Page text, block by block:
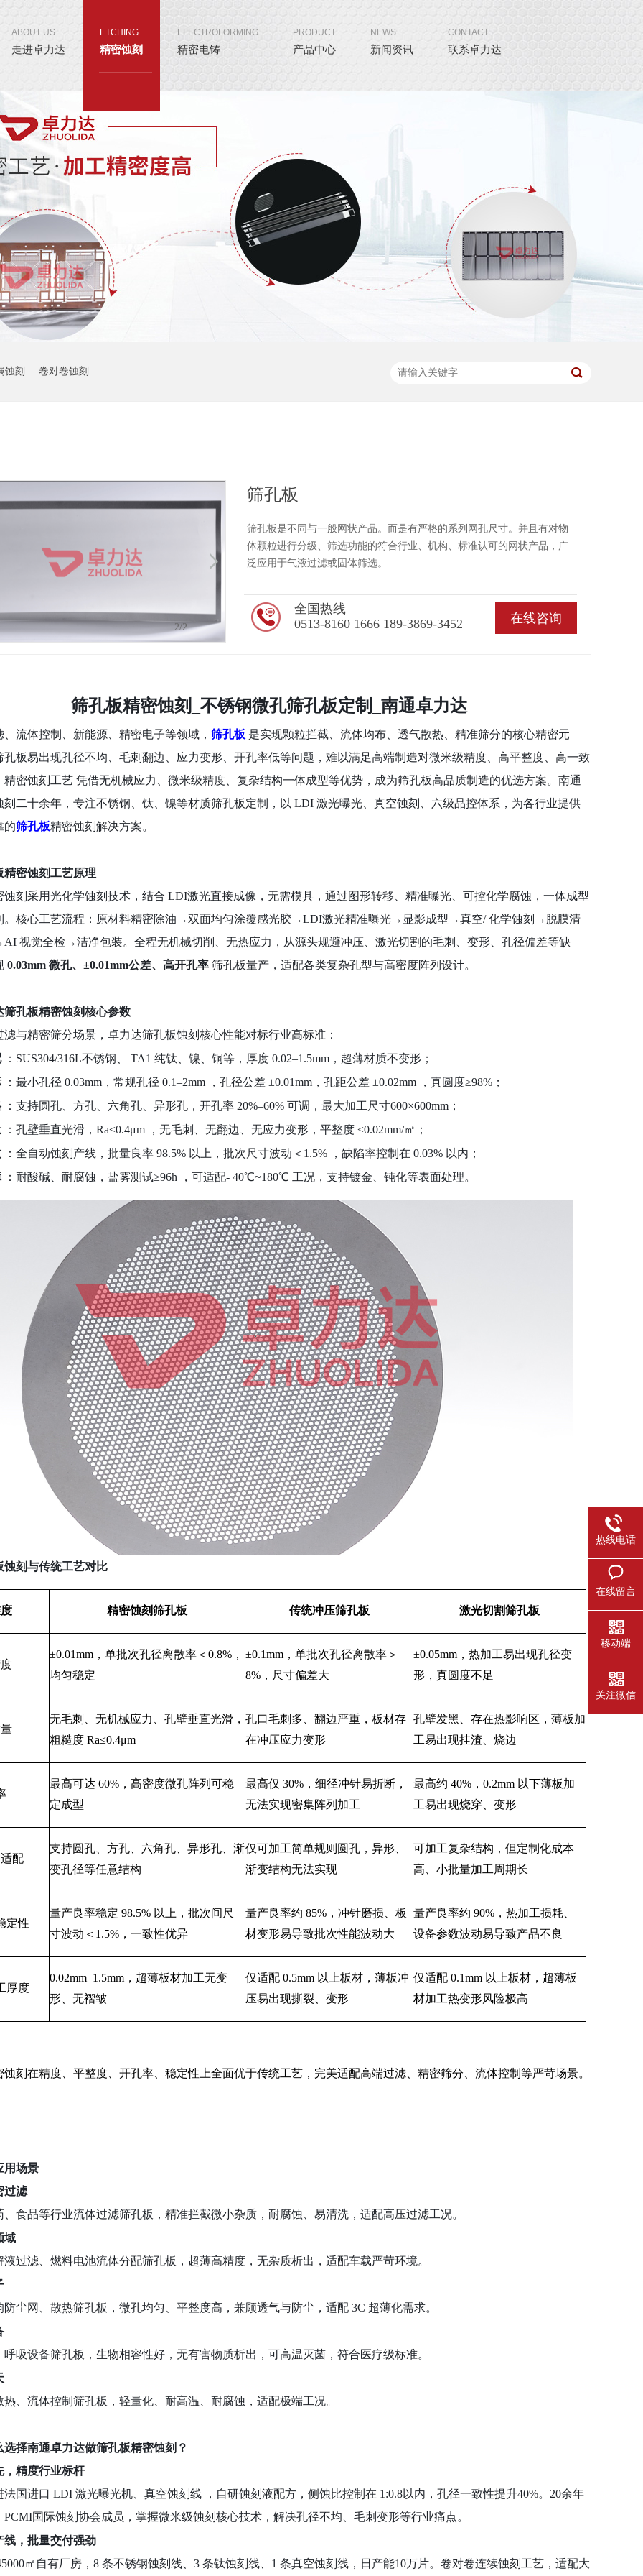
ABOUT US
走进卓力达
ETCHING
精密蚀刻
ELECTROFORMING
精密电铸
PRODUCT
产品中心
NEWS
新闻资讯
CONTACT
联系卓力达
蚀刻 卷对卷蚀刻
1/2
筛孔板
筛孔板是不同与一般网状产品。而是有严格的系列网孔尺寸。并且有对物
体颗粒进行分级、筛选功能的符合行业、机构、标准认可的网状产品，广
泛应用于气液过滤或固体筛选。
在线咨询
全国热线
0513-8160 1666 189-3869-3452
筛孔板精密蚀刻 _不锈钢微孔筛孔板定制_南通卓力达
、流体控制、新能源、精密电子等领域， 筛孔板 是实现颗粒拦截、流体均布、透气散热、精准筛分的核心精密元
孔板易出现孔径不均、毛刺翻边、应力变形、开孔率低等问题，难以满足高端制造对微米级精度、高平整度、高一致
精密蚀刻工艺 凭借无机械应力、微米级精度、复杂结构一体成型等优势，成为筛孔板高品质制造的优选方案。南通
刻二十余年，专注不锈钢、钛、镍等材质筛孔板定制，以 LDI 激光曝光、真空蚀刻、六级品控体系，为各行业提供
的筛孔板精密蚀刻解决方案。
精密蚀刻工艺原理
蚀刻采用光化学蚀刻技术 ，结合 LDI激光直接成像，无需模具，通过图形转移、精准曝光、可控化学腐蚀，一体成型
。核心工艺流程：原材料精密除油→双面均匀涂覆感光胶→LDI激光精准曝光→显影成型→真空/ 化学蚀刻→脱膜清
视觉全检→洁净包装。全程无机械切削、无热应力，从源头规避冲压、激光切割的毛刺、变形、孔径偏差等缺
0.03mm 微孔、±0.01mm公差、高开孔率 筛孔板量产，适配各类复杂孔型与高密度阵列设计。
筛孔板精密蚀刻核心参数
滤与精密筛分场景，卓力达筛孔板蚀刻核心性能对标行业高标准：
： SUS304/316L不锈钢、 TA1 纯钛、镍、铜等，厚度 0.02–1.5mm ，超薄材质不变形；
：最小孔径 0.03mm ，常规孔径 0.1–2mm ，孔径公差 ±0.01mm ，孔距公差 ±0.02mm ，真圆度≥98% ；
：支持圆孔、方孔、六角孔、异形孔，开孔率 20%–60% 可调，最大加工尺寸600×600mm ；
：孔壁垂直光滑， Ra≤0.4μm ，无毛刺、无翻边、无应力变形，平整度 ≤0.02mm/㎡；
：全自动蚀刻产线，批量良率 98.5% 以上，批次尺寸波动＜ 1.5% ，缺陷率控制在 0.03% 以内；
：耐酸碱、耐腐蚀，盐雾测试≥96h ，可适配- 40℃~180℃ 工况，支持镀金、钝化等表面处理。
蚀刻与传统工艺对比
精密蚀刻筛孔板 传统冲压筛孔板 激光切割筛孔板
±0.01mm，单批次孔径离散率＜0.8%，
均匀稳定
±0.1mm，单批次孔径离散率＞
8%，尺寸偏差大
±0.05mm，热加工易出现孔径变
形，真圆度不足
无毛刺、无机械应力、孔壁垂直光滑，
粗糙度 Ra≤0.4μm
孔口毛刺多、翻边严重，板材存
在冲压应力变形
孔壁发黑、存在热影响区，薄板加
工易出现挂渣、烧边
最高可达 60%，高密度微孔阵列可稳
定成型
最高仅 30%，细径冲针易折断，
无法实现密集阵列加工
最高约 40%，0.2mm 以下薄板加
工易出现烧穿、变形
配
支持圆孔、方孔、六角孔、异形孔、渐
变孔径等任意结构
仅可加工简单规则圆孔，异形、
渐变结构无法实现
可加工复杂结构，但定制化成本
高、小批量加工周期长
定性
量产良率稳定 98.5% 以上，批次间尺
寸波动＜1.5%，一致性优异
量产良率约 85%，冲针磨损、板
材变形易导致批次性能波动大
量产良率约 90%，热加工损耗、
设备参数波动易导致产品不良
厚度
0.02mm–1.5mm，超薄板材加工无变
形、无褶皱
仅适配 0.5mm 以上板材，薄板冲
压易出现撕裂、变形
仅适配 0.1mm 以上板材，超薄板
材加工热变形风险极高
蚀刻在精度、平整度、开孔率、稳定性上全面优于传统工艺，完美适配高端过滤、精密筛分、流体控制等严苛场景。
用场景
过滤
、食品等行业流体过滤筛孔板，精准拦截微小杂质，耐腐蚀、易清洗，适配高压过滤工况。
域
液过滤、燃料电池流体分配筛孔板，超薄高精度，无杂质析出，适配车载严苛环境。
防尘网、散热筛孔板，微孔均匀、平整度高，兼顾透气与防尘，适配 3C 超薄化需求。
呼吸设备筛孔板，生物相容性好，无有害物质析出，可高温灭菌，符合医疗级标准。
热、流体控制筛孔板，轻量化、耐高温、耐腐蚀，适配极端工况。
选择南通卓力达做筛孔板精密蚀刻？
，精度行业标杆
法国进口 LDI 激光曝光机、真空蚀刻线 ，自研蚀刻液配方，侧蚀比控制在 1:0.8以内，孔径一致性提升40%。20余年
国际蚀刻协会成员，掌握微米级蚀刻核心技术，解决孔径不均、毛刺变形等行业痛点。
线，批量交付强劲
㎡自有厂房，8 条不锈钢蚀刻线、3 条钛蚀刻线、1 条真空蚀刻线，日产能10万片。卷对卷连续蚀刻工艺，适配大
热线电话
在线留言
移动端
关注微信